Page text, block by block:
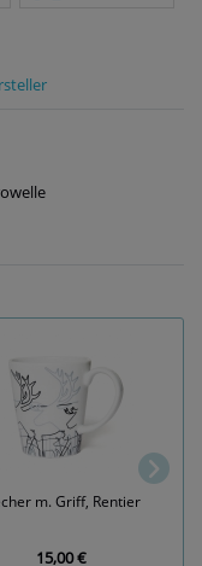
m. Griff, Rentier
15,00 €